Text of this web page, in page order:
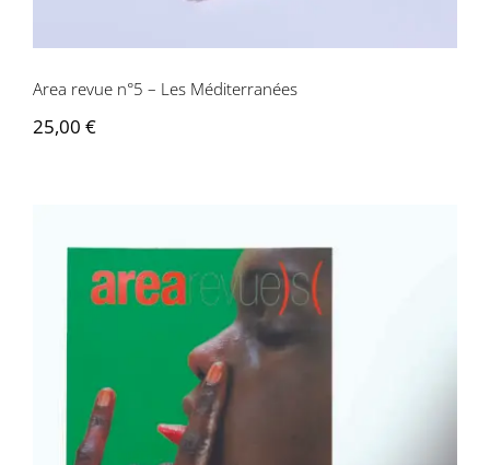
Area revue n°5 – Les Méditerranées
25,00 €
Area revue n°3 – L’invention amoureuse